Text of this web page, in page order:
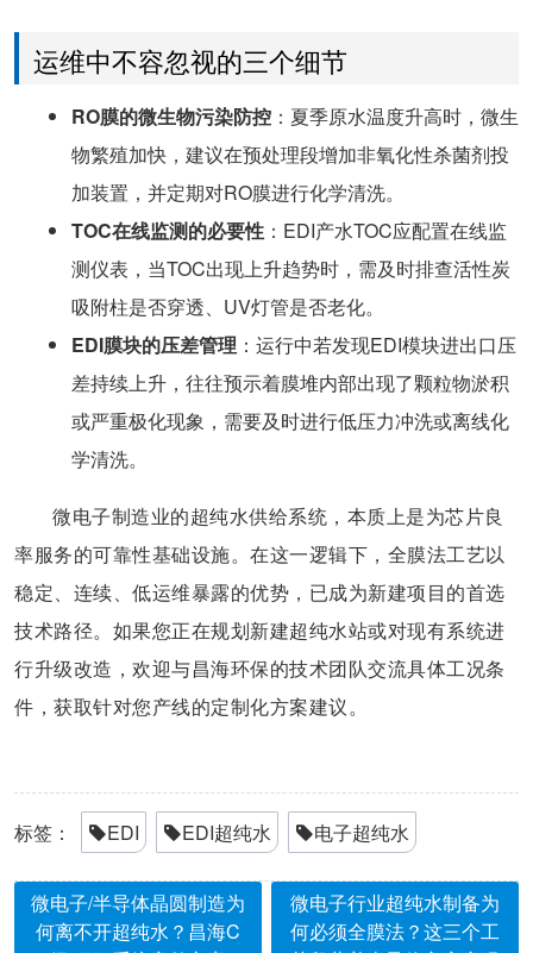
运维中不容忽视的三个细节
RO膜的微生物污染防控 ：夏季原水温度升高时，微生
物繁殖加快，建议在预处理段增加非氧化性杀菌剂投
加装置，并定期对RO膜进行化学清洗。
TOC在线监测的必要性 ：EDI产水TOC应配置在线监
测仪表，当TOC出现上升趋势时，需及时排查活性炭
吸附柱是否穿透、UV灯管是否老化。
EDI膜块的压差管理 ：运行中若发现EDI模块进出口压
差持续上升，往往预示着膜堆内部出现了颗粒物淤积
或严重极化现象，需要及时进行低压力冲洗或离线化
学清洗。
微电子制造业的超纯水供给系统，本质上是为芯片良
率服务的可靠性基础设施。在这一逻辑下，全膜法工艺以
稳定、连续、低运维暴露的优势，已成为新建项目的首选
技术路径。如果您正在规划新建超纯水站或对现有系统进
行升级改造，欢迎与昌海环保的技术团队交流具体工况条
件，获取针对您产线的定制化方案建议。
标签： EDI EDI超纯水 电子超纯水
微电子/半导体晶圆制造为
何离不开超纯水？昌海C
微电子行业超纯水制备为
何必须全膜法？这三个工